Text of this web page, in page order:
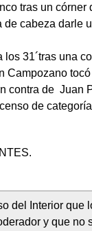
tras un
cabeza darle
31´tras una
Campozano
contra de Juan
de
del Interior que
y que no